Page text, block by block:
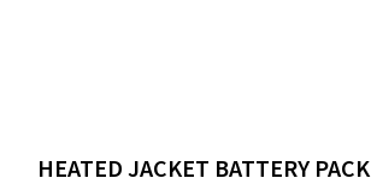
HEATED JACKET BATTERY PACK